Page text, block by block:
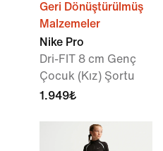
Geri Dönüştürülmüş
Malzemeler
Nike Pro
Dri-FIT 8 cm Genç
Çocuk (Kız) Şortu
1.949₺